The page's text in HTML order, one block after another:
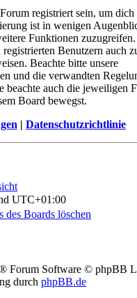
registriert sein, um dich
ist in wenigen
Funktionen
Benutzern auch
Beachte bitte unsere
und die verwandten
beachte auch die jeweiligen
Board bewegst.
| Datenschutzrichtlinie
UTC+01:00
des Boards löschen
Forum Software © phpBB
durch phpBB.de